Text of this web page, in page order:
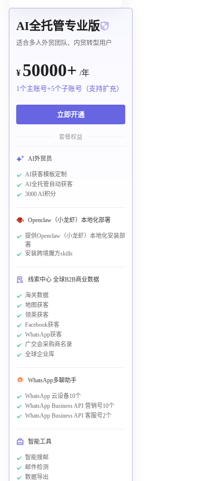
AI全托管专业版
适合多人外贸团队、内贸转型用户
¥ 50000+ /年
1个主账号+5个子账号（支持扩充）
立即开通
套餐权益
AI外贸员
AI获客模板定制
AI全托管自动获客
3000 AI积分
Openclaw（小龙虾）本地化部署
提供Openclaw（小龙虾）本地化安装部
署
安装跨境魔方skills
线索中心 全球B2B商业数据
海关数据
地图获客
领英获客
Facebook获客
WhatsApp获客
广交会采购商名录
全球企业库
WhatsApp多聊助手
WhatsApp 云设备10个
WhatsApp Business API 营销号10个
WhatsApp Business API 客服号2个
智能工具
智能搜邮
邮件检测
数据导出